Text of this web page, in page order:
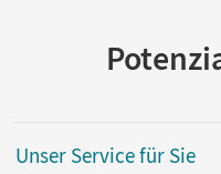
Unser Service für Sie